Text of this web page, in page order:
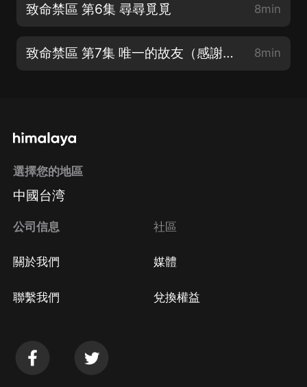
致命禁區 第6集 尋尋覓覓 8min
致命禁區 第7集 唯一的故友（感謝訂閱轉發好評） 8min
選擇您的地區
中國台湾
公司信息
關於我們
聯繫我們
社區
媒體
兌換權益